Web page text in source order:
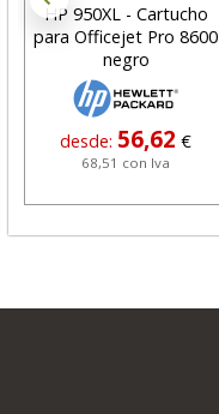
HP 950XL - Cartucho
para Officejet Pro 8600
negro
desde: 56,62 €
68,51 con Iva